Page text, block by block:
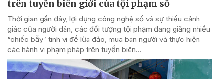
trên tuyến biên giới của tội phạm số
Thời gian gần đây, lợi dụng công nghệ số và sự thiếu cảnh
giác của người dân, các đối tượng tội phạm đang giăng nhiều
“chiếc bẫy” tinh vi để lừa đảo, mua bán người và thực hiện
các hành vi phạm pháp trên tuyến biên...